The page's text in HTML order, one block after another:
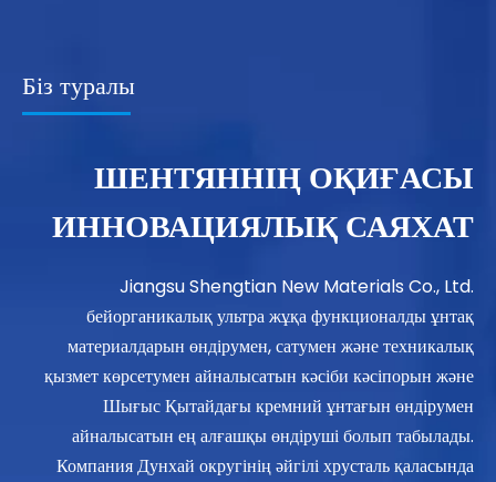
Біз туралы
ШЕНТЯННІҢ ОҚИҒАСЫ
ИННОВАЦИЯЛЫҚ САЯХАТ
Jiangsu Shengtian New Materials Co., Ltd.
бейорганикалық ультра жұқа функционалды ұнтақ
материалдарын өндірумен, сатумен және техникалық
қызмет көрсетумен айналысатын кәсіби кәсіпорын және
Шығыс Қытайдағы кремний ұнтағын өндірумен
айналысатын ең алғашқы өндіруші болып табылады.
Компания Дунхай округінің әйгілі хрусталь қаласында